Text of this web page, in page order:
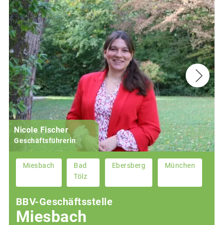
Nicole Fischer
Geschäftsführerin
Miesbach
Bad
Tölz
Ebersberg München
BBV-Geschäftsstelle
Miesbach